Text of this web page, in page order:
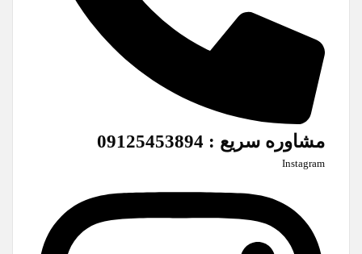
مشاوره سریع : 09125453894
Instagram